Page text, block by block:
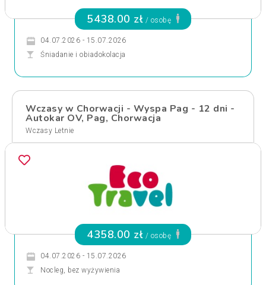
5438.00 zł / osobę
04.07.2026 - 15.07.2026
Śniadanie i obiadokolacja
Wczasy w Chorwacji - Wyspa Pag - 12 dni -
Autokar OV, Pag, Chorwacja
Wczasy Letnie
4358.00 zł / osobę
04.07.2026 - 15.07.2026
Nocleg, bez wyżywienia